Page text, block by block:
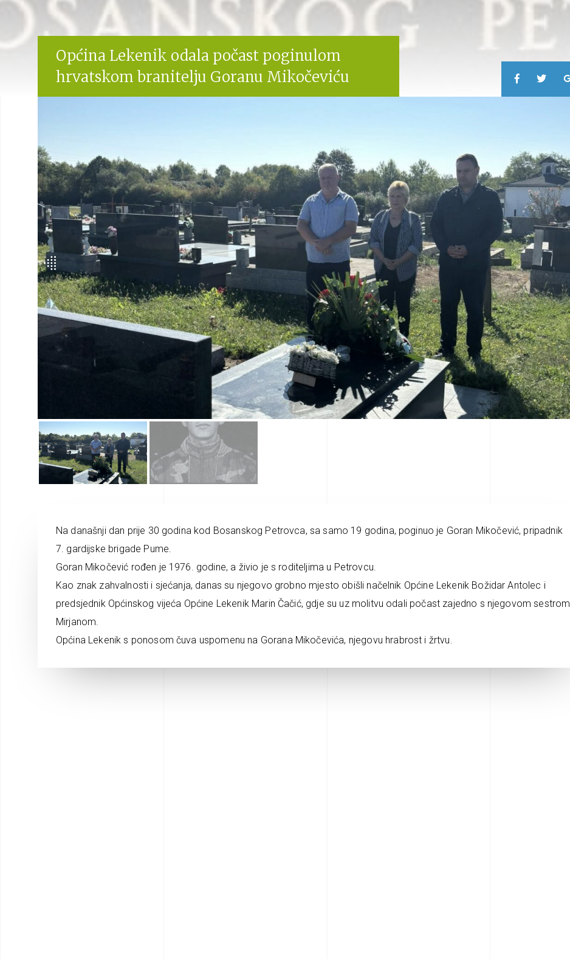
Općina Lekenik odala počast poginulom
hrvatskom branitelju Goranu Mikočeviću
Na današnji dan prije 30 godina kod Bosanskog Petrovca, sa samo 19 godina, poginuo je Goran Mikočević, pripadnik
7. gardijske brigade Pume.
Goran Mikočević rođen je 1976. godine, a živio je s roditeljima u Petrovcu.
Kao znak zahvalnosti i sjećanja, danas su njegovo grobno mjesto obišli načelnik Općine Lekenik Božidar Antolec i
predsjednik Općinskog vijeća Općine Lekenik Marin Čačić, gdje su uz molitvu odali počast zajedno s njegovom sestrom
Mirjanom.
Općina Lekenik s ponosom čuva uspomenu na Gorana Mikočevića, njegovu hrabrost i žrtvu.